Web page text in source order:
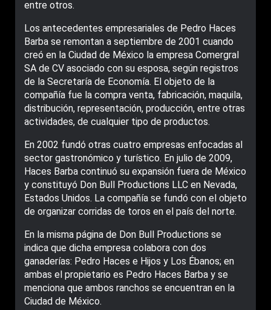
entre otros.
Los antecedentes empresariales de Pedro Haces
Barba se remontan a septiembre de 2001 cuando
creó en la Ciudad de México la empresa Comergral
SA de CV asociado con su esposa, según registros
de la Secretaría de Economía. El objeto de la
compañía fue la compra venta, fabricación, maquila,
distribución, representación, producción, entre otras
actividades, de cualquier tipo de productos.
En 2002 fundó otras cuatro empresas enfocadas al
sector gastronómico y turístico. En julio de 2009,
Haces Barba continuó su expansión fuera de México
y constituyó Don Bull Productions LLC en Nevada,
Estados Unidos. La compañía se fundó con el objeto
de organizar corridas de toros en el país del norte.
En la misma página de Don Bull Productions se
indica que dicha empresa colabora con dos
ganaderías: Pedro Haces e Hijos y Los Ébanos; en
ambas el propietario es Pedro Haces Barba y se
menciona que ambos ranchos se encuentran en la
Ciudad de México.